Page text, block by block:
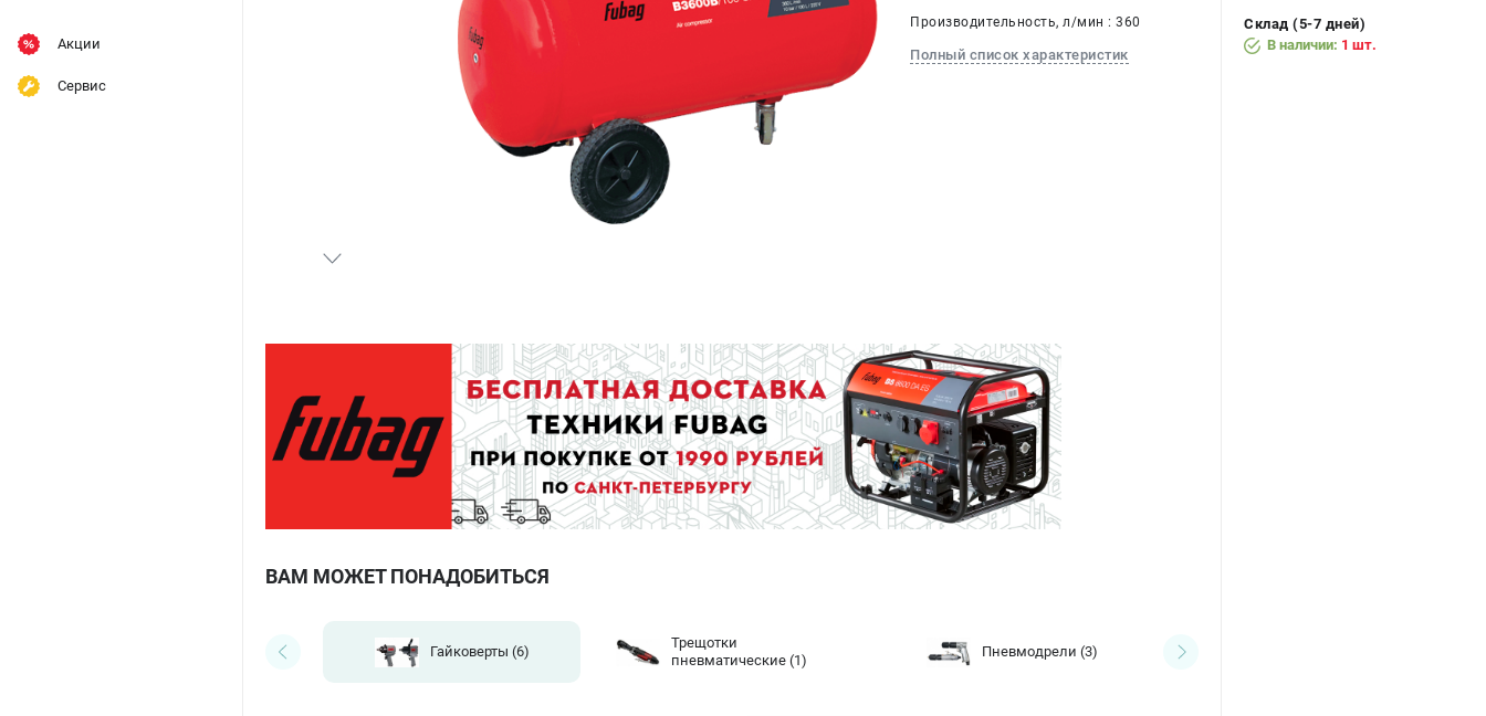
Акции
Сервис
Склад (5-7 дней)
В наличии: 1 шт.
Производительность, л/мин : 360
Полный список характеристик
ВАМ МОЖЕТ ПОНАДОБИТЬСЯ
Гайковерты (6)
Трещотки
пневматические (1)
Пневмодрели (3)